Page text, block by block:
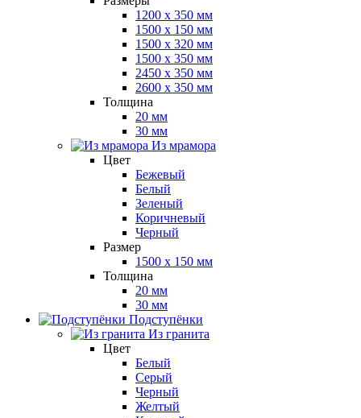
1200 x 350 мм
1500 x 150 мм
1500 x 320 мм
1500 x 350 мм
2450 x 350 мм
2600 x 350 мм
Толщина
20 мм
30 мм
Из мрамора
Цвет
Бежевый
Белый
Зеленый
Коричневый
Черный
Размер
1500 x 150 мм
Толщина
20 мм
30 мм
Подступёнки
Из гранита
Цвет
Белый
Серый
Черный
Желтый